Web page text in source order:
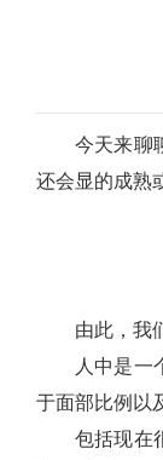
今天来聊聊
还会显的成熟
由此，我们
人中是一个
于面部比例以
包括现在很